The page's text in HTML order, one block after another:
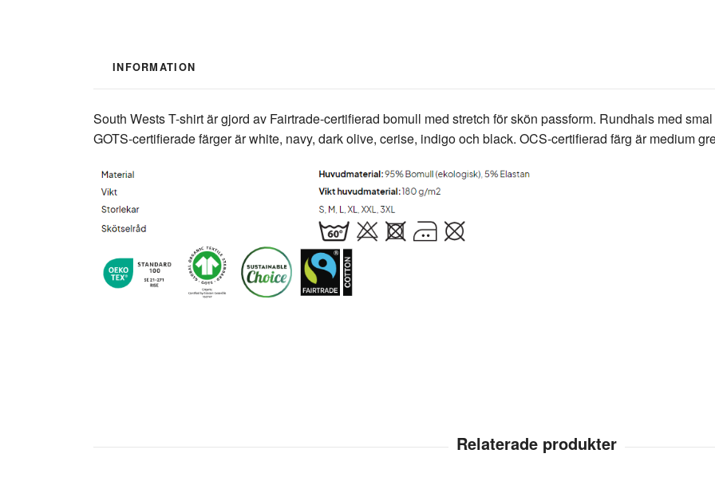
INFORMATION
South Wests T-shirt är gjord av Fairtrade-certifierad bomull med stretch för skön passform. Rundhals med
GOTS-certifierade färger är white, navy, dark olive, cerise, indigo och black. OCS-certifierad färg är medium